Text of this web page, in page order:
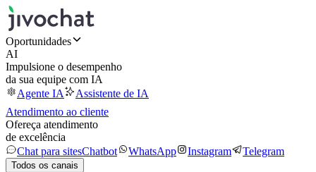
Oportunidades
AI
Impulsione o desempenho
da sua equipe com IA
Agente IA
Assistente de IA
Atendimento ao cliente
Ofereça atendimento
de excelência
Chat para sitesChatbot WhatsApp Instagram Telegram
Todos os canais